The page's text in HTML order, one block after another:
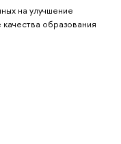
на улучшение
образования